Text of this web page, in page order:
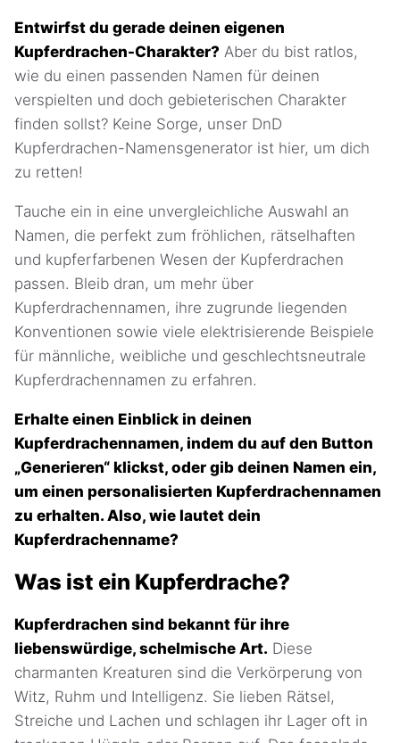
Entwirfst du gerade deinen eigenen
Kupferdrachen-Charakter? Aber du bist ratlos,
wie du einen passenden Namen für deinen
verspielten und doch gebieterischen Charakter
finden sollst? Keine Sorge, unser DnD
Kupferdrachen-Namensgenerator ist hier, um dich
zu retten!
Tauche ein in eine unvergleichliche Auswahl an
Namen, die perfekt zum fröhlichen, rätselhaften
und kupferfarbenen Wesen der Kupferdrachen
passen. Bleib dran, um mehr über
Kupferdrachennamen, ihre zugrunde liegenden
Konventionen sowie viele elektrisierende Beispiele
für männliche, weibliche und geschlechtsneutrale
Kupferdrachennamen zu erfahren.
Erhalte einen Einblick in deinen
Kupferdrachennamen, indem du auf den Button
„Generieren“ klickst, oder gib deinen Namen ein,
um einen personalisierten Kupferdrachennamen
zu erhalten. Also, wie lautet dein
Kupferdrachenname?
Was ist ein Kupferdrache?
Kupferdrachen sind bekannt für ihre
liebenswürdige, schelmische Art. Diese
charmanten Kreaturen sind die Verkörperung von
Witz, Ruhm und Intelligenz. Sie lieben Rätsel,
Streiche und Lachen und schlagen ihr Lager oft in